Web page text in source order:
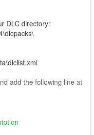
DLC directory:
add the following line at